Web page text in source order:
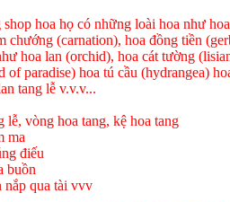
hoa họ có những loài hoa như
chướng (carnation), hoa đồng tiền
hoa lan (orchid), hoa cát tường
of paradise) hoa tú cầu (hydrangea)
tang lễ v.v.v...
lễ, vòng hoa tang, kệ hoa tang
ma
điếu
buồn
nắp qua tài vvv